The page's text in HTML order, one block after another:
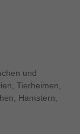
und
Tierheimen,
Hamstern,